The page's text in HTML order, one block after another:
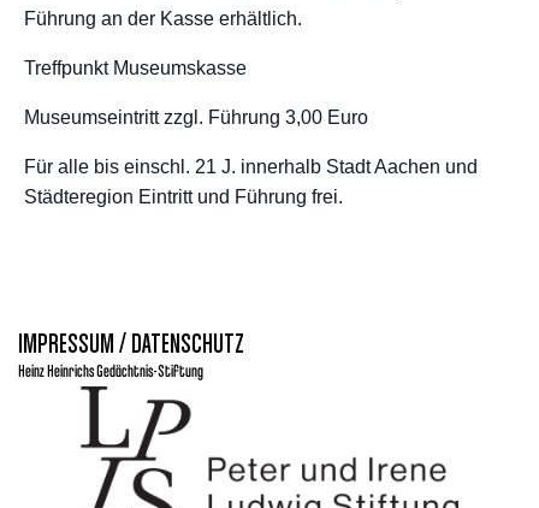
Führung an der Kasse erhältlich.
Treffpunkt Museumskasse
Museumseintritt zzgl. Führung 3,00 Euro
Für alle bis einschl. 21 J. innerhalb Stadt Aachen und
Städteregion Eintritt und Führung frei.
IMPRESSUM / DATENSCHUTZ
Heinz Heinrichs Gedächtnis-Stiftung